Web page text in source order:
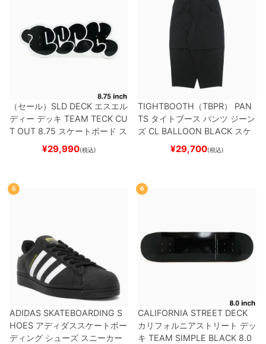
（セール） SLD DECK エスエル
ディー デッキ TEAM TECK CU
T OUT 8.75 スケートボード ス
¥29,990(税込)
TIGHTBOOTH（TBPR） PAN
TS タイトブース パンツ ジーン
ズ CL BALLOON BLACK スケ
ートボード スケボー
¥29,700(税込)
5
ADIDAS SKATEBOARDING S
HOES アディダススケートボー
ディング シューズ スニーカー
6
CALIFORNIA STREET DECK
カリフォルニアストリート デッ
キ TEAM SIMPLE BLACK 8.0